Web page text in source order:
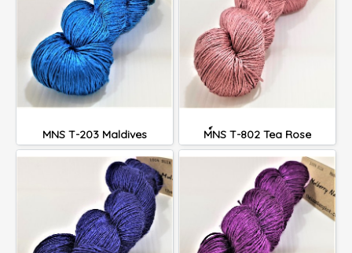
MNS T-203 Maldives M์NS T-802 Tea Rose